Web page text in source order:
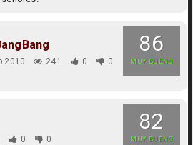
86
MUY BUENO
2010 241 0 0
82
MUY BUENO
0 0